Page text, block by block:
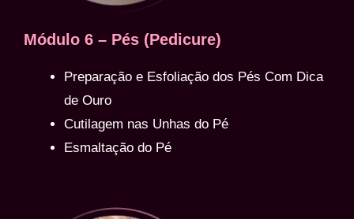
Módulo 6 – Pés (Pedicure)
Preparação e Esfoliação dos Pés Com Dica
de Ouro
Cutilagem nas Unhas do Pé
Esmaltação do Pé